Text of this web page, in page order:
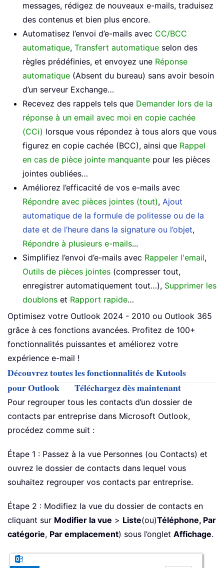
messages, rédigez de nouveaux e-mails, traduisez
des contenus et bien plus encore.
Automatisez l’envoi d’e-mails avec CC/BCC
automatique, Transfert automatique selon des
règles prédéfinies, et envoyez une Réponse
automatique (Absent du bureau) sans avoir besoin
d’un serveur Exchange…
Recevez des rappels tels que Demander lors de la
réponse à un email avec moi en copie cachée
(CCi) lorsque vous répondez à tous alors que vous
figurez en copie cachée (BCC), ainsi que Rappel
en cas de pièce jointe manquante pour les pièces
jointes oubliées…
Améliorez l’efficacité de vos e-mails avec
Répondre avec pièces jointes (tout), Ajout
automatique de la formule de politesse ou de la
date et de l’heure dans la signature ou l’objet,
Répondre à plusieurs e-mails...
Simplifiez l’envoi d’e-mails avec Rappeler l'email,
Outils de pièces jointes (compresser tout,
enregistrer automatiquement tout…), Supprimer les
doublons et Rapport rapide…
Optimisez votre Outlook 2024 - 2010 ou Outlook 365
grâce à ces fonctions avancées. Profitez de 100+
fonctionnalités puissantes et améliorez votre
expérience e-mail !
Découvrez toutes les fonctionnalités de Kutools
pour Outlook
Téléchargez dès maintenant
Pour regrouper tous les contacts d’un dossier de
contacts par entreprise dans Microsoft Outlook,
procédez comme suit :
Étape 1 : Passez à la vue Personnes (ou Contacts) et
ouvrez le dossier de contacts dans lequel vous
souhaitez regrouper vos contacts par entreprise.
Étape 2 : Modifiez la vue du dossier de contacts en
cliquant sur Modifier la vue > Liste(ou)Téléphone, Par
catégorie, Par emplacement) sous l’onglet Affichage.